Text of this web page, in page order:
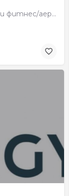
G Fit Aerobics е гимнастически салон и фитнес/аеробика център в гр. Петрич, подходящ за групови тренировки,…